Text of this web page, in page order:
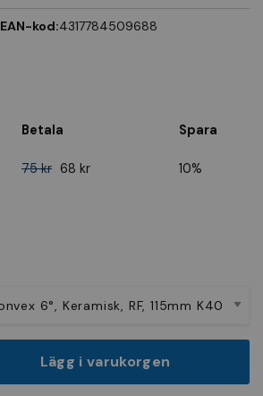
EAN-kod:4317784509688
Betala Spara
75 kr 68 kr 10%
Lägg i varukorgen